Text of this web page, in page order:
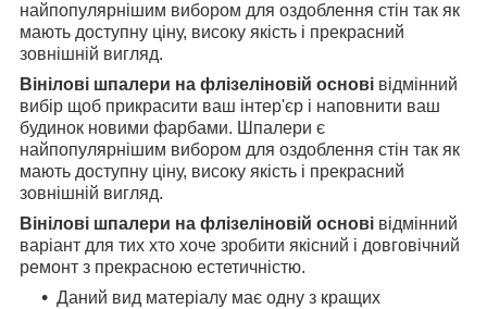
найпопулярнішим вибором для оздоблення стін так як
мають доступну ціну, високу якість і прекрасний
зовнішній вигляд.
Вінілові шпалери на флізеліновій основі відмінний
вибір щоб прикрасити ваш інтер'єр і наповнити ваш
будинок новими фарбами. Шпалери є
найпопулярнішим вибором для оздоблення стін так як
мають доступну ціну, високу якість і прекрасний
зовнішній вигляд.
Вінілові шпалери на флізеліновій основі відмінний
варіант для тих хто хоче зробити якісний і довговічний
ремонт з прекрасною естетичністю.
Даний вид матеріалу має одну з кращих